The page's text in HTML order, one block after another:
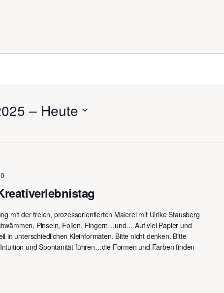
– Heute
mit der freien, prozessorientierten Malerei mit Ulrike Stausberg
Pinseln, Folien, Fingern…und… Auf viel Papier und
in unterschiedlichen Kleinformaten. Bitte nicht denken. Bitte
und Spontanität führen…die Formen und Farben finden